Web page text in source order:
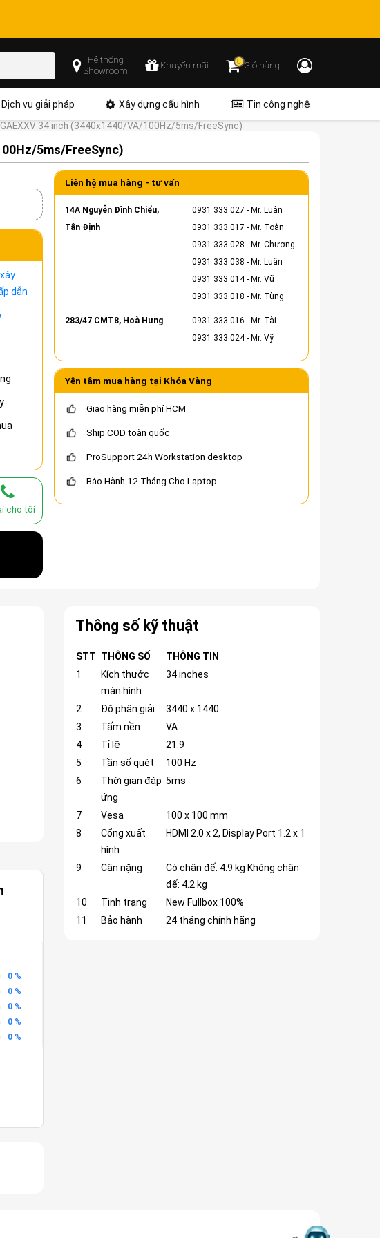
Hệ thống
Showroom
Khuyến mãi 0Giỏ hàng
Dịch vụ giải pháp Xây dựng cấu hình
Tin công nghệ
34 inch (3440x1440/VA/100Hz/5ms/FreeSync)
5ms/FreeSync)
dẫn
cho tôi
Liên hệ mua hàng - tư vấn
14A Nguyễn Đình Chiểu,
Tân Định
0931 333 027 - Mr. Luân
0931 333 017 - Mr. Toàn
0931 333 028 - Mr. Chương
0931 333 038 - Mr. Luân
0931 333 014- Mr. Vũ
0931 333 018 - Mr. Tùng
283/47 CMT8, Hoà Hưng 0931 333 016 - Mr. Tài
0931 333 024- Mr. Vỹ
Yên tâm mua hàng tại Khóa Vàng
Giao hàng miễn phí HCM
Ship COD toàn quốc
ProSupport 24h Workstation desktop
Bảo Hành 12 Tháng Cho Laptop
Thông số kỹ thuật
STT THÔNG SỐ
THÔNG TIN
1
Kích thước
màn hình
34 inches
2 Độ phân giải
3440 x 1440
3
Tấm nền
VA
4
Tỉ lệ
21:9
5
Tần số quét
100 Hz
6
Thời gian đáp
ứng
5ms
7 Vesa
100 x 100 mm
8
Cổng xuất
hình
HDMI 2.0 x 2, Display Port 1.2 x 1
9 Cân nặng
Có chân đế: 4.9 kg Không chân
đế: 4.2 kg
10
Tình trạng
New Fullbox 100%
11
Bảo hành 24 tháng chính hãng
0 %
0 %
0 %
0 %
0 %